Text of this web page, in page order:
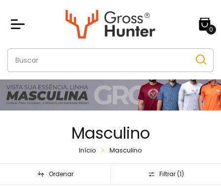
0
Masculino
Início Masculino
Ordenar Filtrar (1)